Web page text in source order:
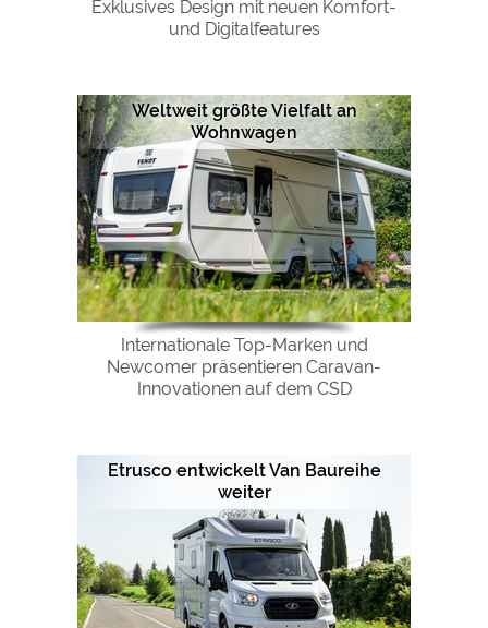
Exklusives Design mit neuen Komfort-
und Digitalfeatures
Weltweit größte Vielfalt an
Wohnwagen
Internationale Top-Marken und
Newcomer präsentieren Caravan-
Innovationen auf dem CSD
Etrusco entwickelt Van Baureihe
weiter